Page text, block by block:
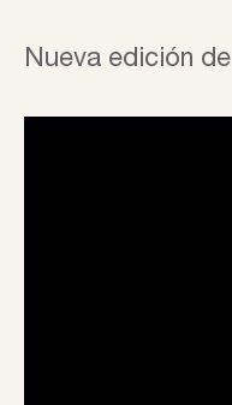
Nueva edición